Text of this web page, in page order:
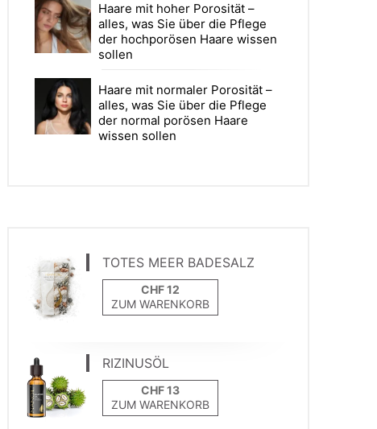
Haare mit hoher Porosität –
alles, was Sie über die Pflege
der hochporösen Haare wissen
sollen
Haare mit normaler Porosität –
alles, was Sie über die Pflege
der normal porösen Haare
wissen sollen
TOTES MEER BADESALZ
ZUM WARENKORB
RIZINUSÖL
ZUM WARENKORB